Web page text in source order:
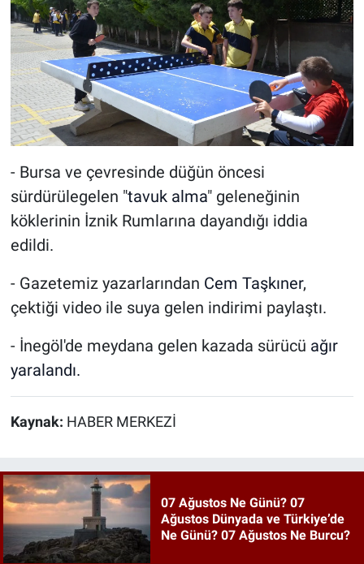
- Bursa ve çevresinde düğün öncesi
sürdürülegelen "tavuk alma" geleneğinin
köklerinin İznik Rumlarına dayandığı iddia
edildi.
- Gazetemiz yazarlarından Cem Taşkıner,
çektiği video ile suya gelen indirimi paylaştı.
- İnegöl'de meydana gelen kazada sürücü ağır
yaralandı.
Kaynak: HABER MERKEZİ
07 Ağustos Ne Günü? 07
Ağustos Dünyada ve Türkiye’de
Ne Günü? 07 Ağustos Ne Burcu?